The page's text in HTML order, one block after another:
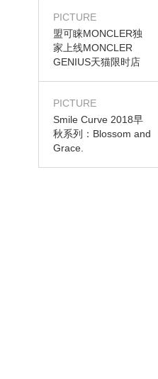
PICTURE
盟可睐MONCLER独
家上线MONCLER
GENIUS天猫限时店
PICTURE
Smile Curve 2018早
秋系列：Blossom and
Grace.